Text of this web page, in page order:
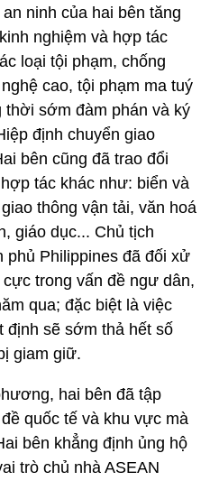
ninh của hai bên tăng
nghiệm và hợp tác
loại tội phạm, chống
cao, tội phạm ma tuý
sớm đàm phán và ký
định chuyển giao
bên cũng đã trao đổi
tác khác như: biển và
thông vận tải, văn hoá
giáo dục... Chủ tịch
Philippines đã đối xử
trong vấn đề ngư dân,
qua; đặc biệt là việc
định sẽ sớm thả hết số
giam giữ.
hai bên đã tập
quốc tế và khu vực mà
bên khẳng định ủng hộ
trò chủ nhà ASEAN